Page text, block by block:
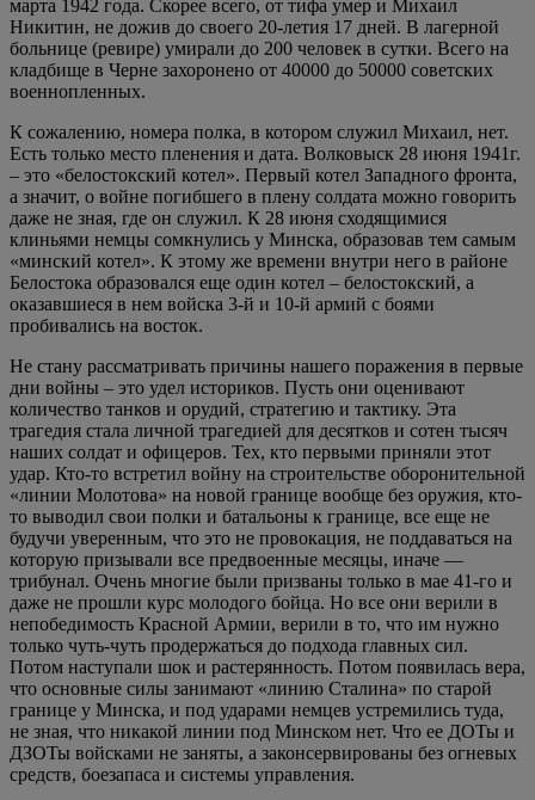
марта 1942 года. Скорее всего, от тифа умер и Михаил
Никитин, не дожив до своего 20-летия 17 дней. В лагерной
больнице (ревире) умирали до 200 человек в сутки. Всего на
кладбище в Черне захоронено от 40000 до 50000 советских
военнопленных.
К сожалению, номера полка, в котором служил Михаил, нет.
Есть только место пленения и дата. Волковыск 28 июня 1941г.
– это «белостокский котел». Первый котел Западного фронта,
а значит, о войне погибшего в плену солдата можно говорить
даже не зная, где он служил. К 28 июня сходящимися
клиньями немцы сомкнулись у Минска, образовав тем самым
«минский котел». К этому же времени внутри него в районе
Белостока образовался еще один котел – белостокский, а
оказавшиеся в нем войска 3-й и 10-й армий с боями
пробивались на восток.
Не стану рассматривать причины нашего поражения в первые
дни войны – это удел историков. Пусть они оценивают
количество танков и орудий, стратегию и тактику. Эта
трагедия стала личной трагедией для десятков и сотен тысяч
наших солдат и офицеров. Тех, кто первыми приняли этот
удар. Кто-то встретил войну на строительстве оборонительной
«линии Молотова» на новой границе вообще без оружия, кто-
то выводил свои полки и батальоны к границе, все еще не
будучи уверенным, что это не провокация, не поддаваться на
которую призывали все предвоенные месяцы, иначе —
трибунал. Очень многие были призваны только в мае 41-го и
даже не прошли курс молодого бойца. Но все они верили в
непобедимость Красной Армии, верили в то, что им нужно
только чуть-чуть продержаться до подхода главных сил.
Потом наступали шок и растерянность. Потом появилась вера,
что основные силы занимают «линию Сталина» по старой
границе у Минска, и под ударами немцев устремились туда,
не зная, что никакой линии под Минском нет. Что ее ДОТы и
ДЗОТы войсками не заняты, а законсервированы без огневых
средств, боезапаса и системы управления.